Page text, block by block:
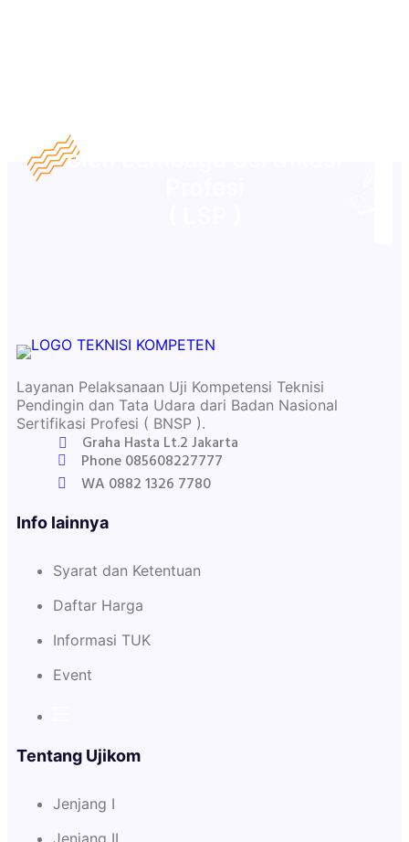
Sertifikasi Kompetensi BNSP
oleh Lembaga Sertfikasi
Layanan Pelaksanaan Uji Kompetensi Teknisi
Pendingin dan Tata Udara dari Badan Nasional
Sertifikasi Profesi ( BNSP ).
Graha Hasta Lt.2 Jakarta
Phone 085608227777
WA 0882 1326 7780
Info lainnya
Syarat dan Ketentuan
Daftar Harga
Informasi TUK
Event
Tentang Ujikom
Jenjang I